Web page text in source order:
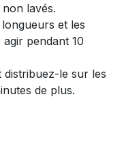
lavés.
et les
pendant 10
distribuez-le sur les
de plus.